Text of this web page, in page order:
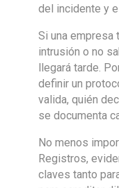
del incidente y
Si una empresa
intrusión o no
llegará tarde.
definir un
valida, quién
se documenta
No menos
Registros,
claves tanto